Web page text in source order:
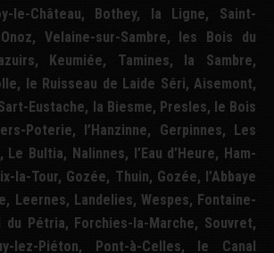
le-Château, Bothey, la Ligne, Saint-
Velaine-sur-Sambre, les Bois du
Keumiée, Tamines, la Sambre,
le Ruisseau de Laide Séri, Aisemont,
Eustache, la Biesme, Presles, le Bois
Poterie, l’Hanzinne, Gerpinnes, Les
Le Bultia, Nalinnes, l’Eau d’Heure, Ham-
la-Tour, Gozée, Thuin, Gozée, l’Abbaye
Leernes, Landelies, Wespes, Fontaine-
du Pétria, Forchies-la-Marche, Souvret,
lez-Piéton, Pont-à-Celles, le Canal